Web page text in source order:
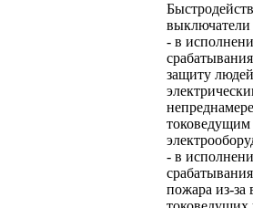
выключатели
- в
защиту
токоведущим
- в
пожара из-за